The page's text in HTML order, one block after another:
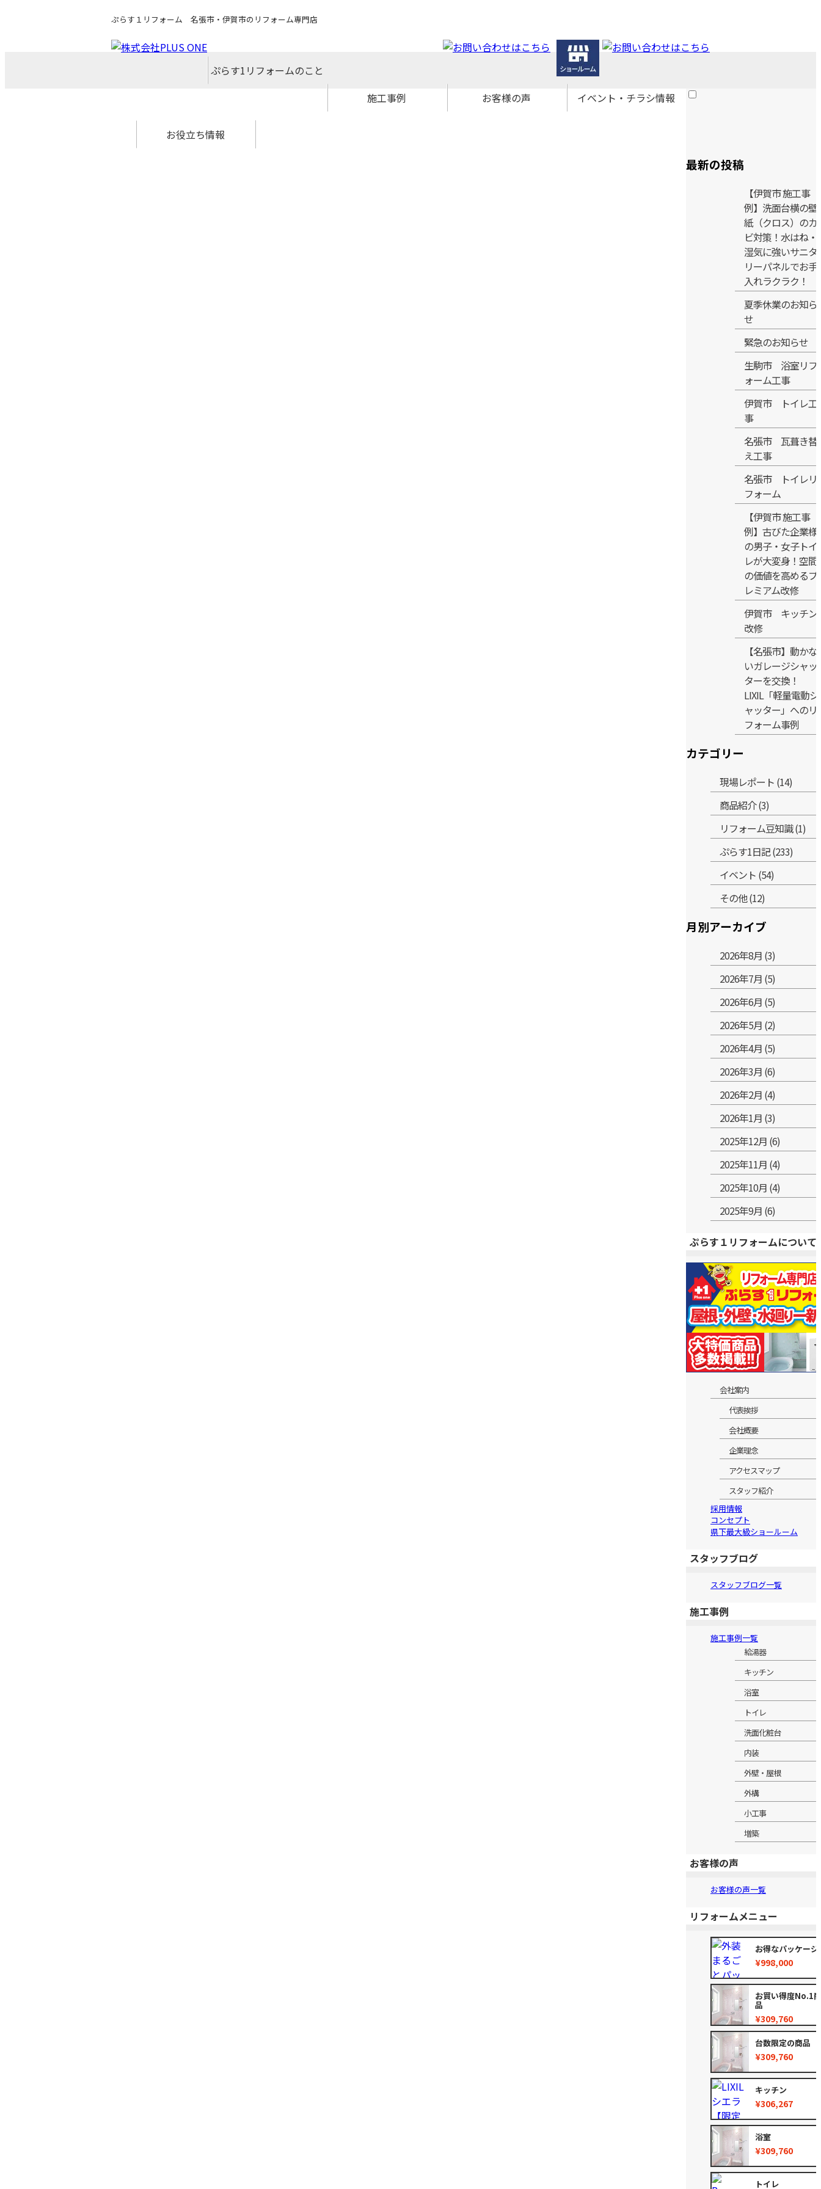
ぷらす１リフォーム 名張市・伊賀市のリフォーム専門店
ぷらす1リフォームのこと
施工事例 お客様の声 イベント・チラシ情報
お役立ち情報
最新の投稿
【伊賀市 施工事
例】洗面台横の壁
紙（クロス）のカ
ビ対策！水はね・
湿気に強いサニタ
リーパネルでお手
入れラクラク！
夏季休業のお知ら
せ
緊急のお知らせ
生駒市 浴室リフ
ォーム工事
伊賀市 トイレ工
事
名張市 瓦葺き替
え工事
名張市 トイレリ
フォーム
【伊賀市 施工事
例】古びた企業様
の男子・女子トイ
レが大変身！空間
の価値を高めるプ
レミアム改修
伊賀市 キッチン
改修
【名張市】動かな
いガレージシャッ
ターを交換！
LIXIL「軽量電動シ
ャッター」へのリ
フォーム事例
カテゴリー
現場レポート (14)
商品紹介 (3)
リフォーム豆知識 (1)
ぷらす1日記 (233)
イベント (54)
その他 (12)
月別アーカイブ
2026年8月 (3)
2026年7月 (5)
2026年6月 (5)
2026年5月 (2)
2026年4月 (5)
2026年3月 (6)
2026年2月 (4)
2026年1月 (3)
2025年12月 (6)
2025年11月 (4)
2025年10月 (4)
2025年9月 (6)
ぷらす１リフォームについて
会社案内
代表挨拶
会社概要
企業理念
アクセスマップ
スタッフ紹介
採用情報
コンセプト
県下最大級ショールーム
スタッフブログ
スタッフブログ一覧
施工事例
施工事例一覧
給湯器
キッチン
浴室
トイレ
洗面化粧台
内装
外壁・屋根
外構
小工事
増築
お客様の声
お客様の声一覧
リフォームメニュー
お得なパッケージ
¥998,000
お買い得度No.1商
品
¥309,760
台数限定の商品
¥309,760
キッチン
¥306,267
浴室
¥309,760
トイレ